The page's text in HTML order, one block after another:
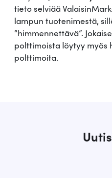
tieto selviää
lampun tuotenimestä,
“himmennettävä”.
polttimoista löytyy myös
polttimoita.